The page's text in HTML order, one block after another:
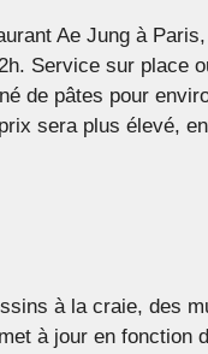
Ae Jung à
Service sur place
de pâtes pour
sera plus élevé,
à la craie, des
à jour en fonction